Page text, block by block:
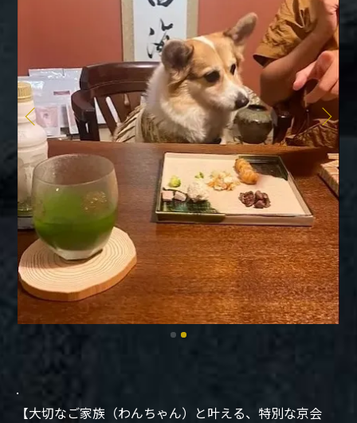
.
【大切なご家族（わんちゃん）と叶える、特別な京会